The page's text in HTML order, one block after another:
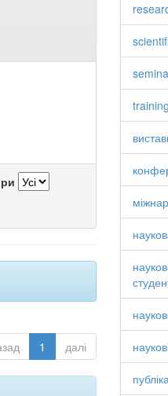
1 далі